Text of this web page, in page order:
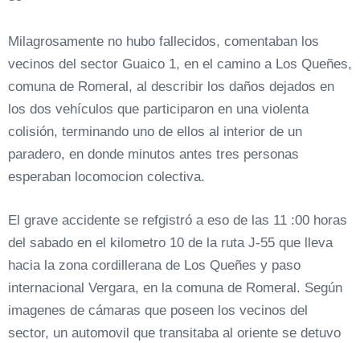
Milagrosamente no hubo fallecidos, comentaban los
vecinos del sector Guaico 1, en el camino a Los Queñes,
comuna de Romeral, al describir los daños dejados en
los dos vehículos que participaron en una violenta
colisión, terminando uno de ellos al interior de un
paradero, en donde minutos antes tres personas
esperaban locomocion colectiva.
El grave accidente se refgistró a eso de las 11 :00 horas
del sabado en el kilometro 10 de la ruta J-55 que lleva
hacia la zona cordillerana de Los Queñes y paso
internacional Vergara, en la comuna de Romeral. Según
imagenes de cámaras que poseen los vecinos del
sector, un automovil que transitaba al oriente se detuvo